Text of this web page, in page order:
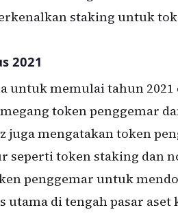
staking untuk
2021
untuk memulai tahun
token penggemar
juga mengatakan token
seperti token staking dan
penggemar untuk
di tengah pasar